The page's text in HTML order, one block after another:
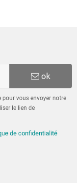
ok
pour vous envoyer notre
le lien de
de confidentialité